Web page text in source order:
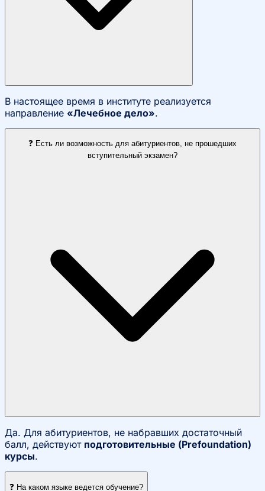
В настоящее время в институте реализуется
направление «Лечебное дело».
❓ Есть ли возможность для абитуриентов, не прошедших
вступительный экзамен?
Да. Для абитуриентов, не набравших достаточный
балл, действуют подготовительные (Prefoundation)
курсы.
❓ На каком языке ведется обучение?